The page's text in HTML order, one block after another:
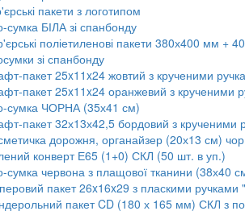
пакети з логотипом
сумка БІЛА зі спанбонду
поліетиленові пакети 380х400 мм
зі спанбонду
пакет 25x11x24 жовтий з крученими
пакет 25x11x24 оранжевий з крученими
сумка ЧОРНА (35х41 см)
пакет 32х13х42,5 бордовий з крученими
дорожня, органайзер (20х13 см)
конверт Е65 (1+0) СКЛ (50 шт. в уп.)
сумка червона з плащової тканини (38х40
пакет 26x16x29 з пласкими ручками
пакет CD (180 х 165 мм) СКЛ з